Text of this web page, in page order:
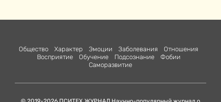
Общество Характер Эмоции Заболевания
Отношения
Восприятие
Обучение Подсознание
Фобии
Саморазвитие